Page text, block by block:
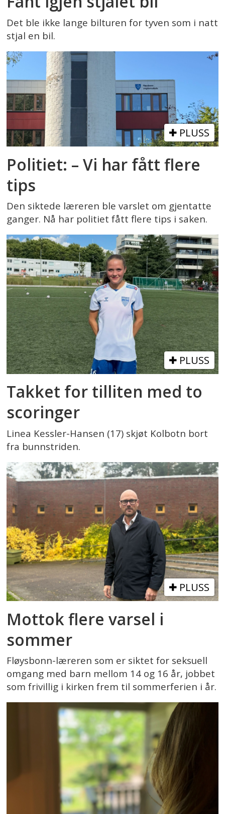
Det ble ikke lange bilturen for tyven som i natt
stjal en bil.
PLUSS
Politiet: – Vi har fått flere
tips
Den siktede læreren ble varslet om gjentatte
ganger. Nå har politiet fått flere tips i saken.
PLUSS
Takket for tilliten med to
scoringer
Linea Kessler-Hansen (17) skjøt Kolbotn bort
fra bunnstriden.
PLUSS
Mottok flere varsel i
sommer
Fløysbonn-læreren som er siktet for seksuell
omgang med barn mellom 14 og 16 år, jobbet
som frivillig i kirken frem til sommerferien i år.